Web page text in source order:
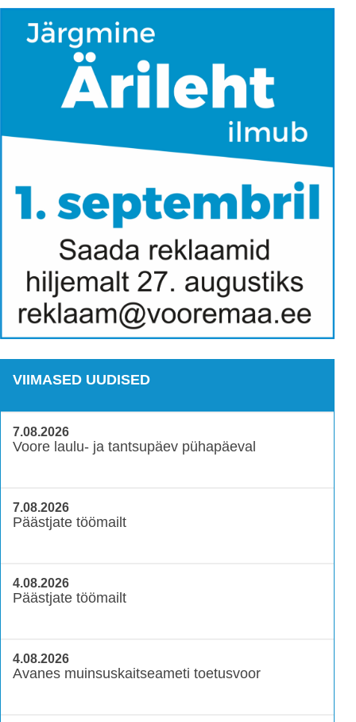
VIIMASED UUDISED
7.08.2026
Voore laulu- ja tantsupäev pühapäeval
7.08.2026
Päästjate töömailt
4.08.2026
Päästjate töömailt
4.08.2026
Avanes muinsuskaitseameti toetusvoor